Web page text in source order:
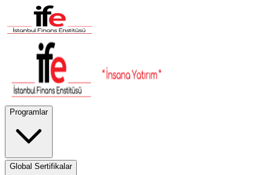
Programlar
Global Sertifikalar